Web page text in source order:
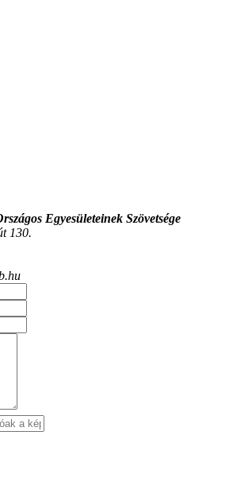
Egyesületeinek Szövetsége
130.